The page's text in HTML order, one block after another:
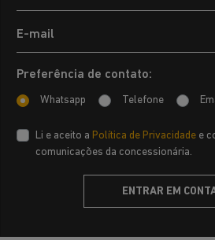
Preferência de contato:
Whatsapp Telefone
Li e aceito a Política de Privacidade e
comunicações da concessionária.
ENTRAR EM